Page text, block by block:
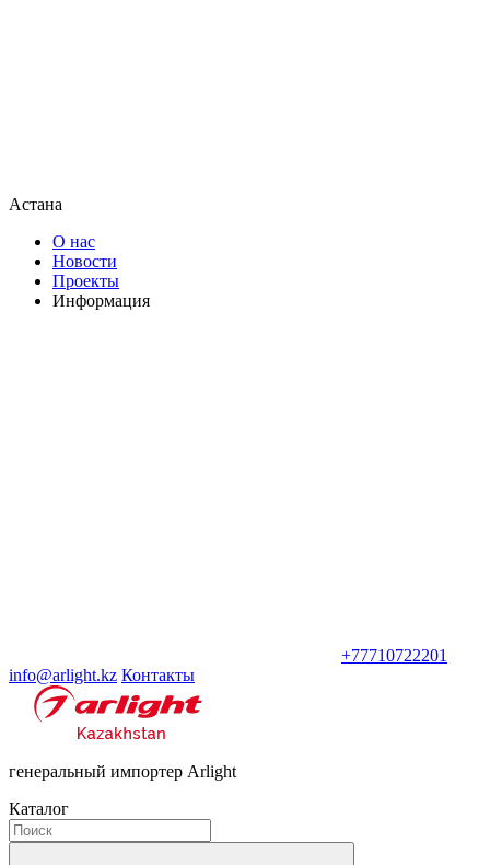
Астана
О нас
Новости
Проекты
Информация
+77710722201
info@arlight.kz Контакты
генеральный импортер Arlight
Каталог